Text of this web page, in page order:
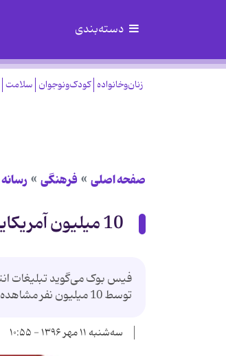
دسته‌بندی
زنان‌وخانواده کودک‌ونوجوان سلامت
صفحه اصلی فرهنگی رسانه
10 میلیون آمریکایی تبلیغات انتخاباتی روس‌ها را در فیس‌بوک دیدند
توسط 10 میلیون نفر مشاهده شده است.
سه‌شنبه ۱۱ مهر ۱۳۹۶ - ۱۰:۵۵